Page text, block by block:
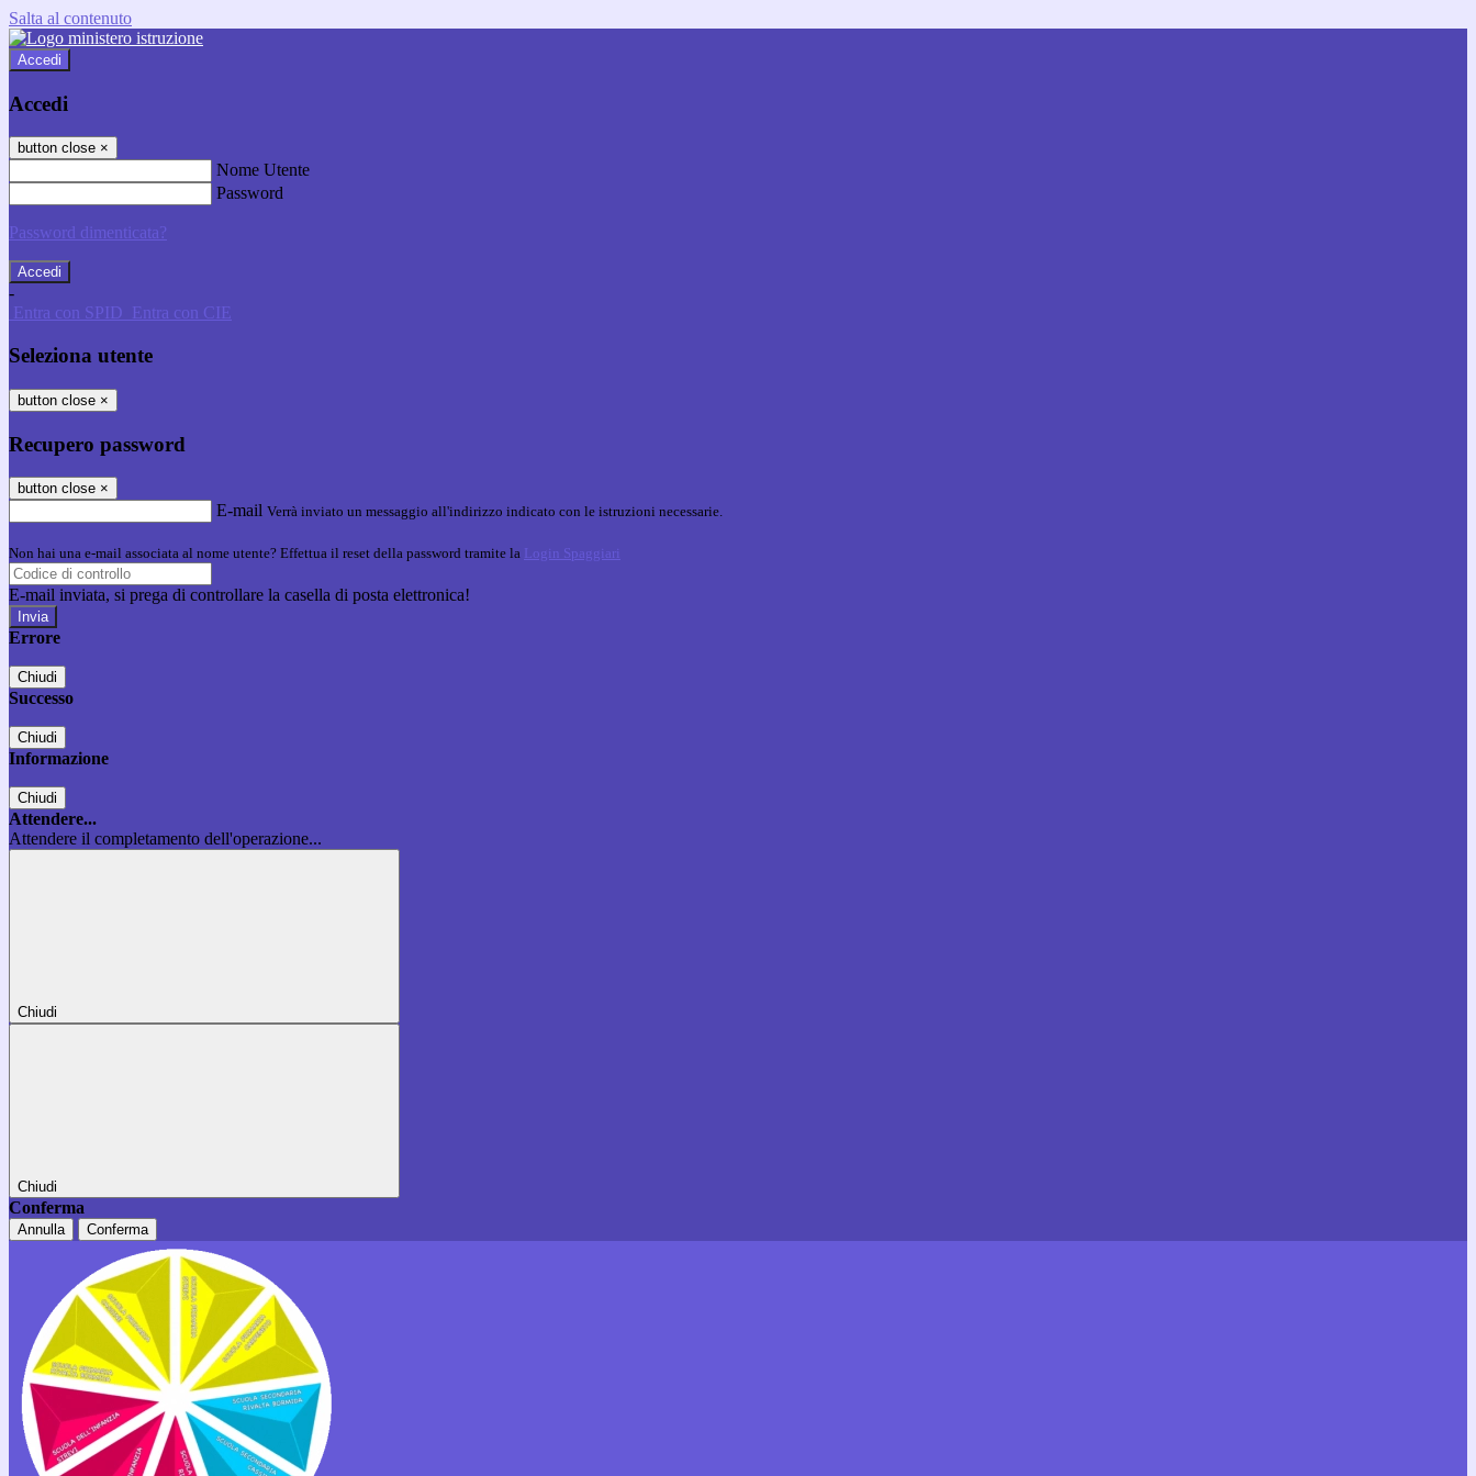
Salta al contenuto
Accedi
Accedi
button close ×
Nome Utente
Password
Password dimenticata?
-
Entra con SPID Entra con CIE
Seleziona utente
button close ×
Recupero password
button close ×
E-mail Verrà inviato un messaggio all'indirizzo indicato con le istruzioni necessarie.
Non hai una e-mail associata al nome utente? Effettua il reset della password tramite la Login Spaggiari
E-mail inviata, si prega di controllare la casella di posta elettronica!
Errore
Chiudi
Successo
Chiudi
Informazione
Chiudi
Attendere...
Attendere il completamento dell'operazione...
Chiudi
Chiudi
Conferma
Annulla Conferma